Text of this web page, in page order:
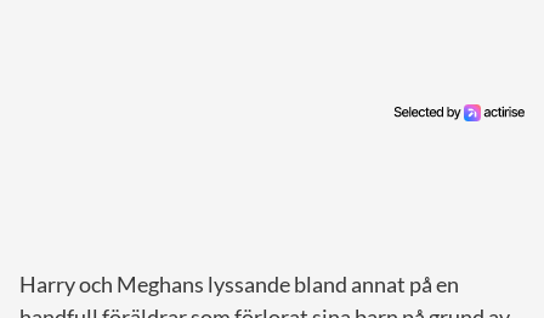
Harry och Meghans lyssande bland annat på en